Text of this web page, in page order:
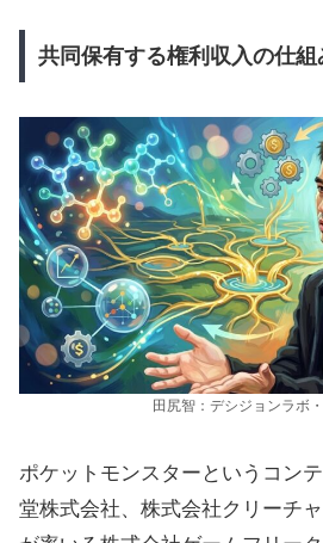
共同保有する権利収入の仕組
田尻智：デシジョンラボ
ポケットモンスターというコン
堂株式会社、株式会社クリーチ